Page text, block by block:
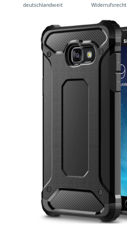
Bildergalerie
Bildergalerie
deutschlandweit
Widerrufsrecht